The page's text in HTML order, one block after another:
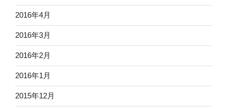
2016年4月
2016年3月
2016年2月
2016年1月
2015年12月